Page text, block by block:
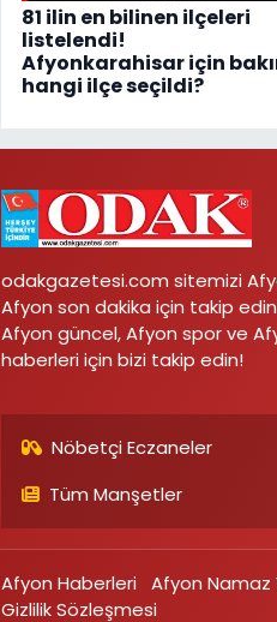
81 ilin en bilinen ilçeleri
listelendi!
Afyonkarahisar için
hangi ilçe seçildi?
odakgazetesi.com sitemizi
Afyon son dakika için takip
Afyon güncel, Afyon spor ve
haberleri için bizi takip edin!
Nöbetçi Eczaneler
Tüm Manşetler
Afyon Haberleri Afyon Namaz
Gizlilik Sözleşmesi